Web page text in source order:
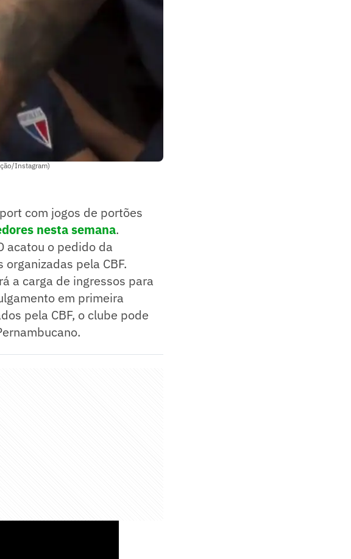
Instagram)
com jogos de portões
nesta semana.
acatou o pedido da
pela CBF.
a carga de ingressos para
em primeira
pela CBF, o clube pode